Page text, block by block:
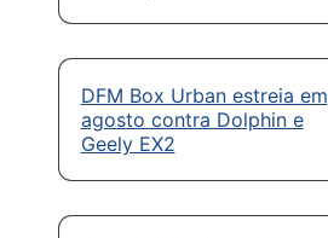
DFM Box Urban estreia em
agosto contra Dolphin e
Geely EX2